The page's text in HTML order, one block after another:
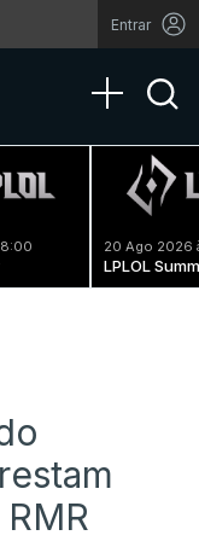
Entrar
Toggle
20 Ago 2026
LPLOL